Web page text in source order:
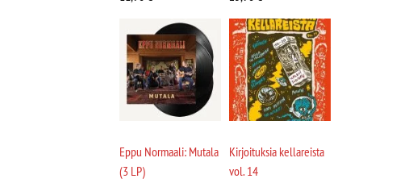
Eppu Normaali: Mutala
(3 LP)
Kirjoituksia kellareista
vol. 14